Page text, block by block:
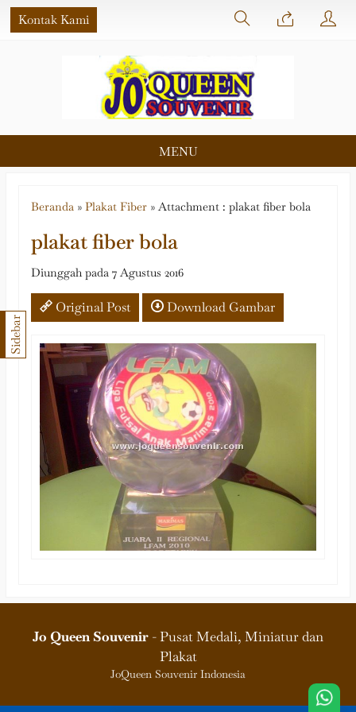
Kontak Kami
MENU
Beranda » Plakat Fiber » Attachment : plakat fiber bola
plakat fiber bola
Diunggah pada 7 Agustus 2016
Original Post Download Gambar
Sidebar
Jo Queen Souvenir - Pusat Medali, Miniatur dan
Plakat
JoQueen Souvenir Indonesia